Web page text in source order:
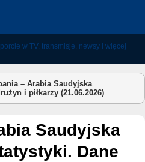
– Arabia Saudyjska
i piłkarzy (21.06.2026)
Dane